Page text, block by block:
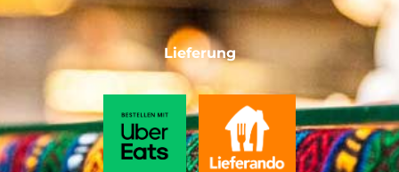
Lieferung